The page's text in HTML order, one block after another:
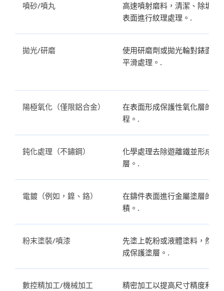
噴砂/噴丸
高速噴射磨料，清潔、除垢或
表面進行紋理處理。.
拋光/研磨
使用研磨劑或拋光輪對錶面進
平滑處理。.
陽極氧化（僅限鋁合金）
在表面形成保護性氧化層的電
程。.
鈍化處理（不鏽鋼）
化學處理去除遊離鐵並形成鈍
層。.
電鍍（例如，鎳、鉻）
在鑄件表面進行金屬塗層的電
積。.
粉末塗裝/噴漆
先塗上乾粉或液體塗料，然後
成保護塗層。.
數控精加工/機械加工
精密加工以提高尺寸精度和表